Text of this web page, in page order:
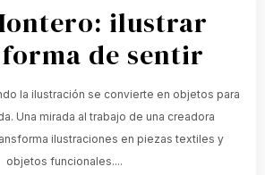
ilustrar
de sentir
la ilustración se convierte en objetos para
Una mirada al trabajo de una creadora
ilustraciones en piezas textiles y
objetos funcionales....